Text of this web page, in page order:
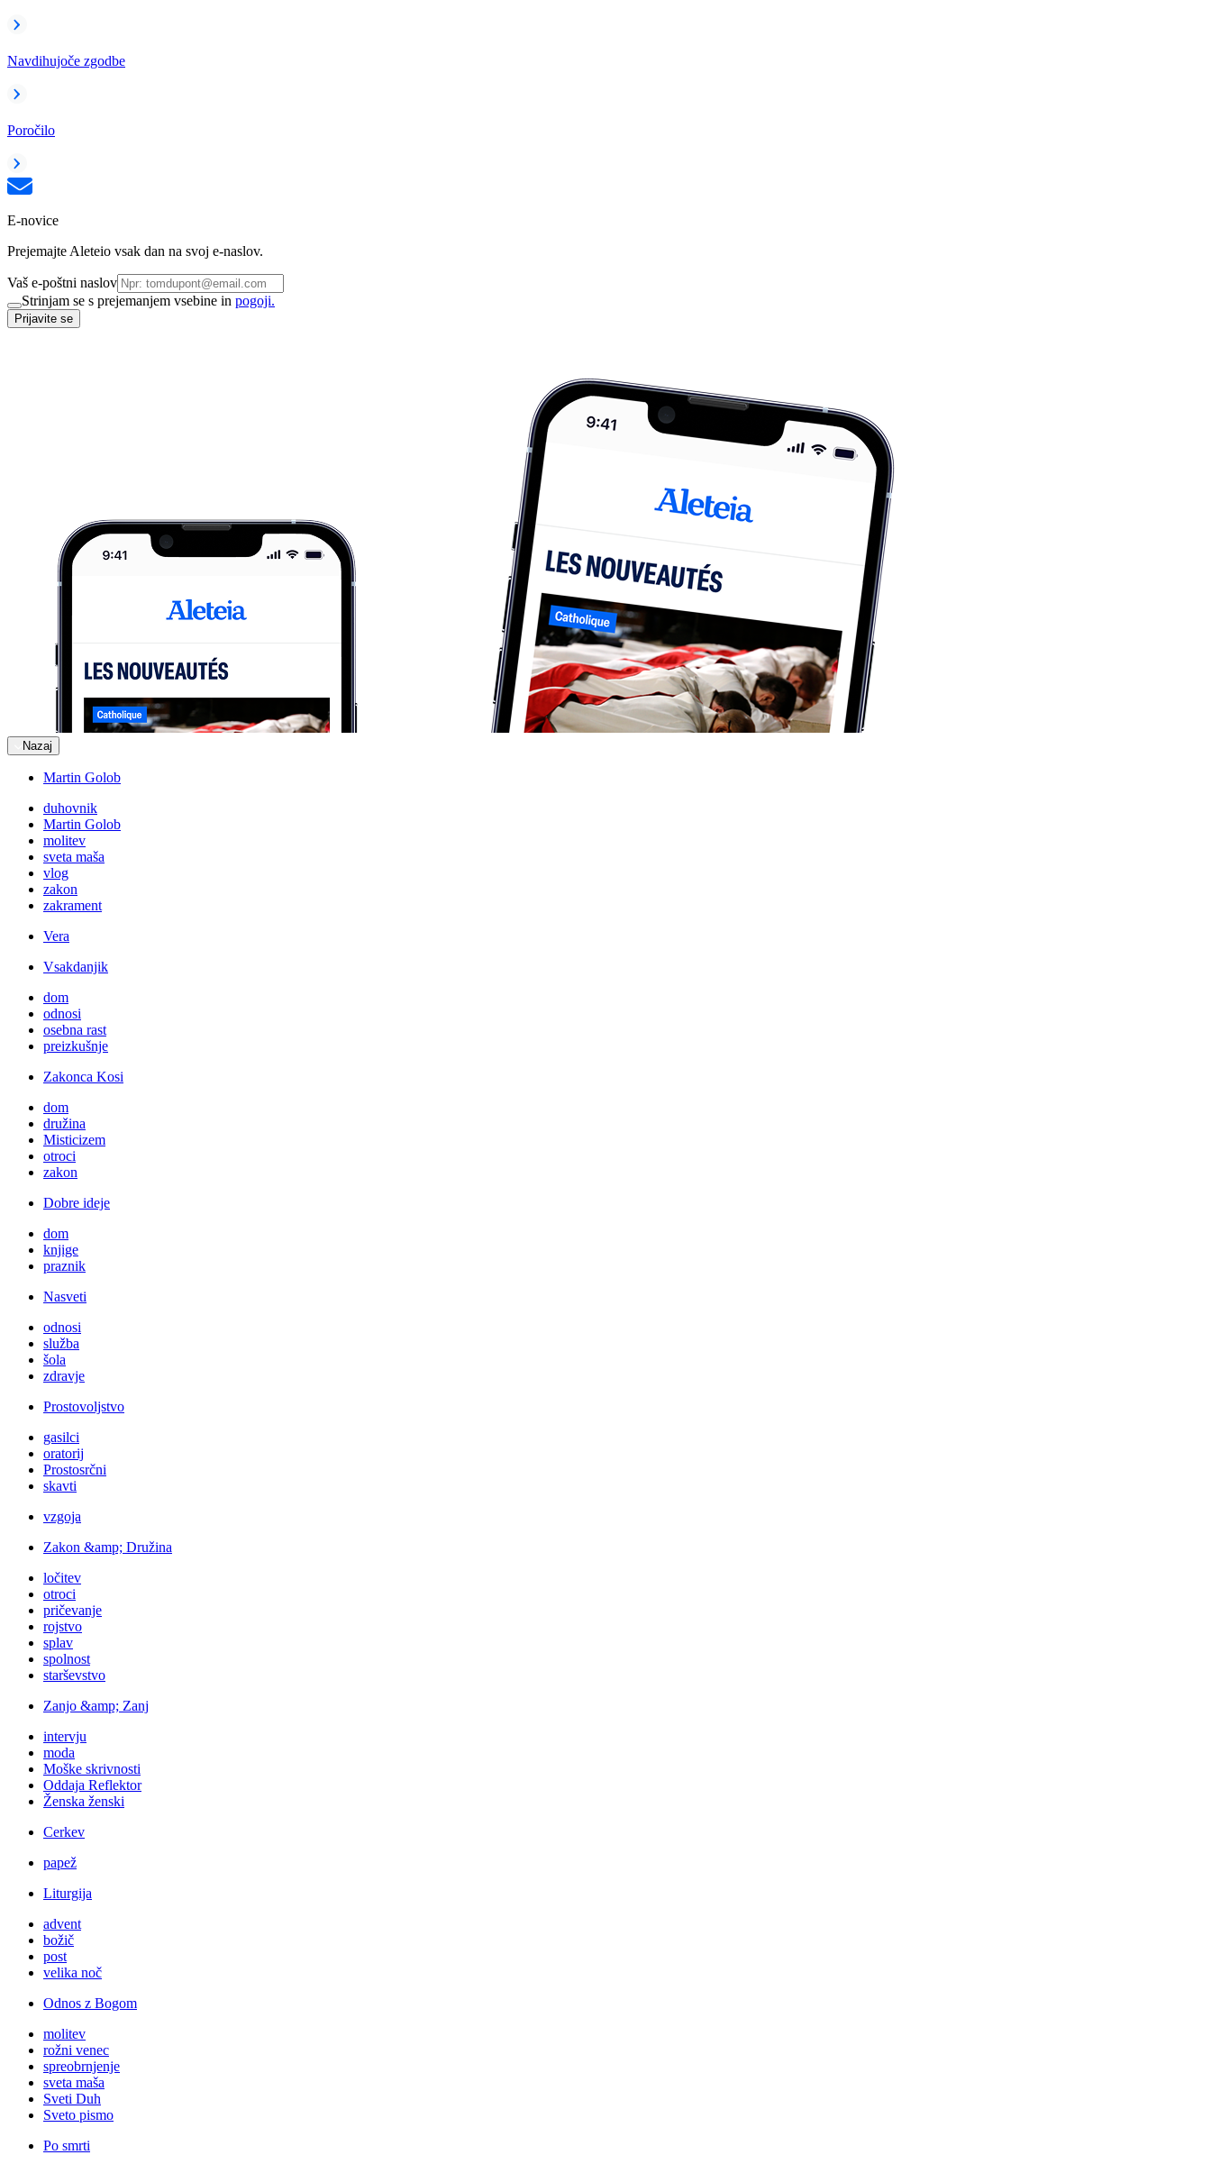
Navdihujoče zgodbe
Poročilo
E-novice
Prejemajte Aleteio vsak dan na svoj e-naslov.
Vaš e-poštni naslov
Strinjam se s prejemanjem vsebine in pogoji.
Prijavite se
Nazaj
Martin Golob
duhovnik
Martin Golob
molitev
sveta maša
vlog
zakon
zakrament
Vera
Vsakdanjik
dom
odnosi
osebna rast
preizkušnje
Zakonca Kosi
dom
družina
Misticizem
otroci
zakon
Dobre ideje
dom
knjige
praznik
Nasveti
odnosi
služba
šola
zdravje
Prostovoljstvo
gasilci
oratorij
Prostosrčni
skavti
vzgoja
Zakon &amp; Družina
ločitev
otroci
pričevanje
rojstvo
splav
spolnost
starševstvo
Zanjo &amp; Zanj
intervju
moda
Moške skrivnosti
Oddaja Reflektor
Ženska ženski
Cerkev
papež
Liturgija
advent
božič
post
velika noč
Odnos z Bogom
molitev
rožni venec
spreobrnjenje
sveta maša
Sveti Duh
Sveto pismo
Po smrti